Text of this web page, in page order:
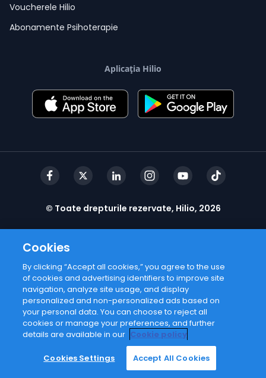
Voucherele Hilio
Abonamente Psihoterapie
Aplicația Hilio
© Toate drepturile rezervate, Hilio, 2026
Cookies
By clicking “Accept all cookies,” you agree to the use
of cookies and advertising identifiers to improve site
navigation, analyze site usage, and display
personalized and non-personalized ads based on
your personal data. You can choose to reject all
cookies or manage your preferences, and further
details are available in our Cookie policy
Cookies Settings Accept All Cookies